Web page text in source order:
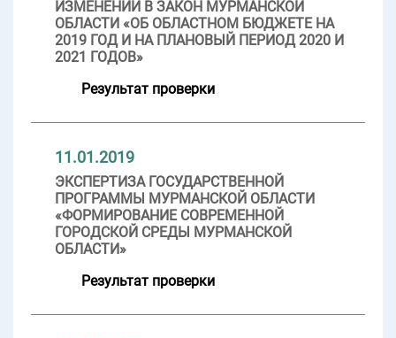
ИЗМЕНЕНИЙ В ЗАКОН МУРМАНСКОЙ
ОБЛАСТИ «ОБ ОБЛАСТНОМ БЮДЖЕТЕ НА
2019 ГОД И НА ПЛАНОВЫЙ ПЕРИОД 2020 И
2021 ГОДОВ»
Результат проверки
11.01.2019
ЭКСПЕРТИЗА ГОСУДАРСТВЕННОЙ
ПРОГРАММЫ МУРМАНСКОЙ ОБЛАСТИ
«ФОРМИРОВАНИЕ СОВРЕМЕННОЙ
ГОРОДСКОЙ СРЕДЫ МУРМАНСКОЙ
ОБЛАСТИ»
Результат проверки